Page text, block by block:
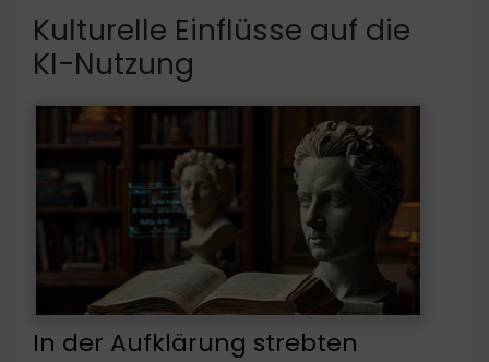
Kulturelle Einflüsse auf die
KI-Nutzung
In der Aufklärung strebten